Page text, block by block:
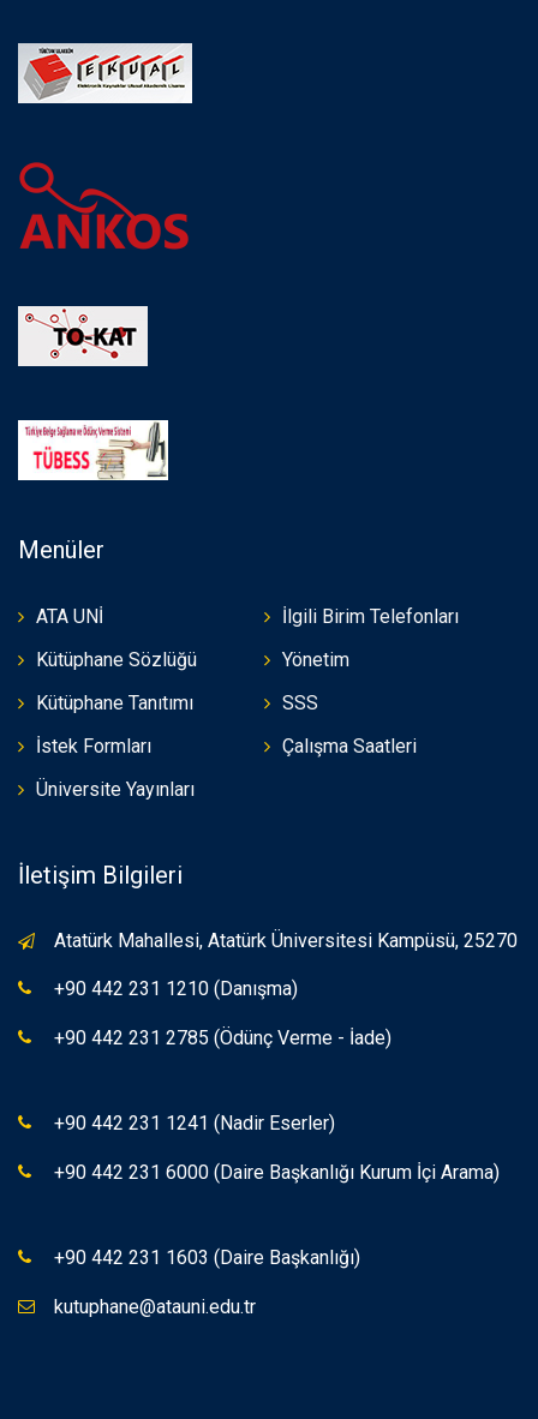
Menüler
ATA UNİ
İlgili Birim Telefonları
Kütüphane Sözlüğü
Yönetim
Kütüphane Tanıtımı
SSS
İstek Formları
Çalışma Saatleri
Üniversite Yayınları
İletişim Bilgileri
Atatürk Mahallesi, Atatürk Üniversitesi Kampüsü, 25270
+90 442 231 1210 (Danışma)
+90 442 231 2785 (Ödünç Verme - İade)
+90 442 231 1241 (Nadir Eserler)
+90 442 231 6000 (Daire Başkanlığı Kurum İçi Arama)
+90 442 231 1603 (Daire Başkanlığı)
kutuphane@atauni.edu.tr